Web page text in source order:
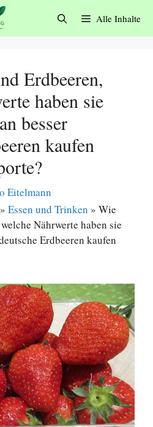
Alle Inhalte
Erdbeeren,
haben sie
besser
kaufen
Eitelmann
» Essen und Trinken » Wie
Nährwerte haben sie
Erdbeeren kaufen